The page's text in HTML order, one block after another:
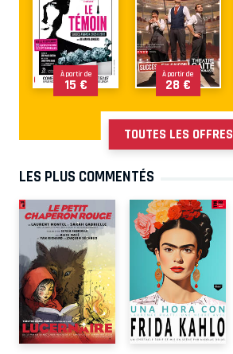
À partir de
15 €
À partir de
28 €
TOUTES LES OFFRES
LES PLUS COMMENTÉS